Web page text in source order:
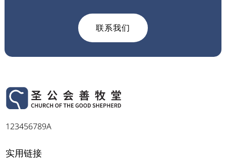
联系我们
123456789A
实用链接